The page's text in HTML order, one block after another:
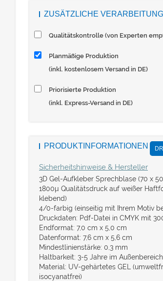
ZUSÄTZLICHE VERARBEITUNG
Qualitätskontrolle (von Experten
Planmäßige Produktion
(inkl. kostenlosem Versand in DE)
Priorisierte Produktion
(inkl. Express-Versand in DE)
PRODUKTINFORMATIONEN
Sicherheitshinweise & Hersteller
3D Gel-Aufkleber Sprechblase (70 x
1800µ Qualitätsdruck auf weißer
klebend)
4/0-farbig (einseitig mit Ihrem Motiv
Druckdaten: Pdf-Datei in CMYK mit
Endformat: 7,0 cm x 5,0 cm
Datenformat: 7,6 cm x 5,6 cm
Mindestlinienstärke: 0,3 mm
Haltbarkeit: 3-5 Jahre im Außenbereich
Material: UV-gehärtetes GEL
isocyanatfrei)